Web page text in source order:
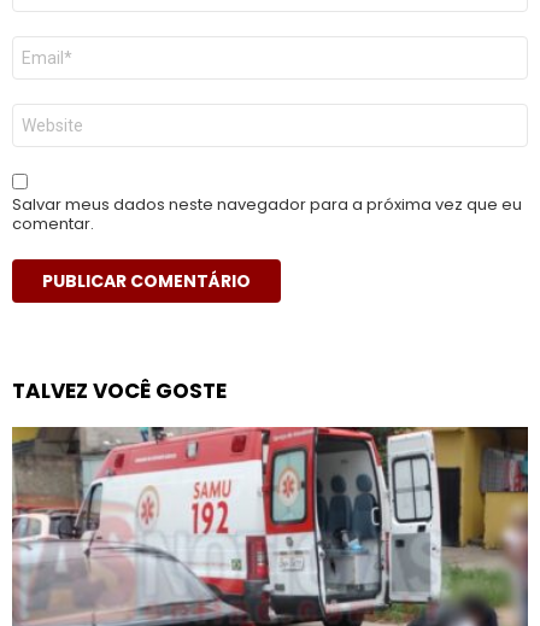
E-
mail
*
Site
Salvar meus dados neste navegador para a próxima vez que eu
comentar.
TALVEZ VOCÊ GOSTE